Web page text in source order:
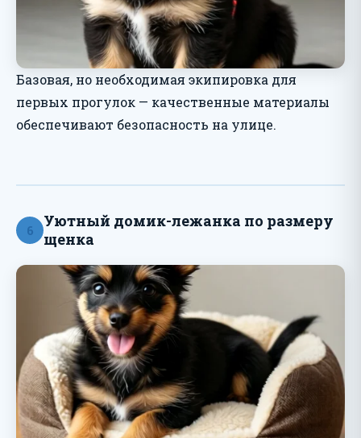
Базовая, но необходимая экипировка для
первых прогулок — качественные материалы
обеспечивают безопасность на улице.
6
Уютный домик-лежанка по размеру
щенка